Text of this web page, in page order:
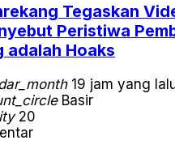
Tegaskan
Peristiwa
adalah Hoaks
19 jam yang
Basir
20